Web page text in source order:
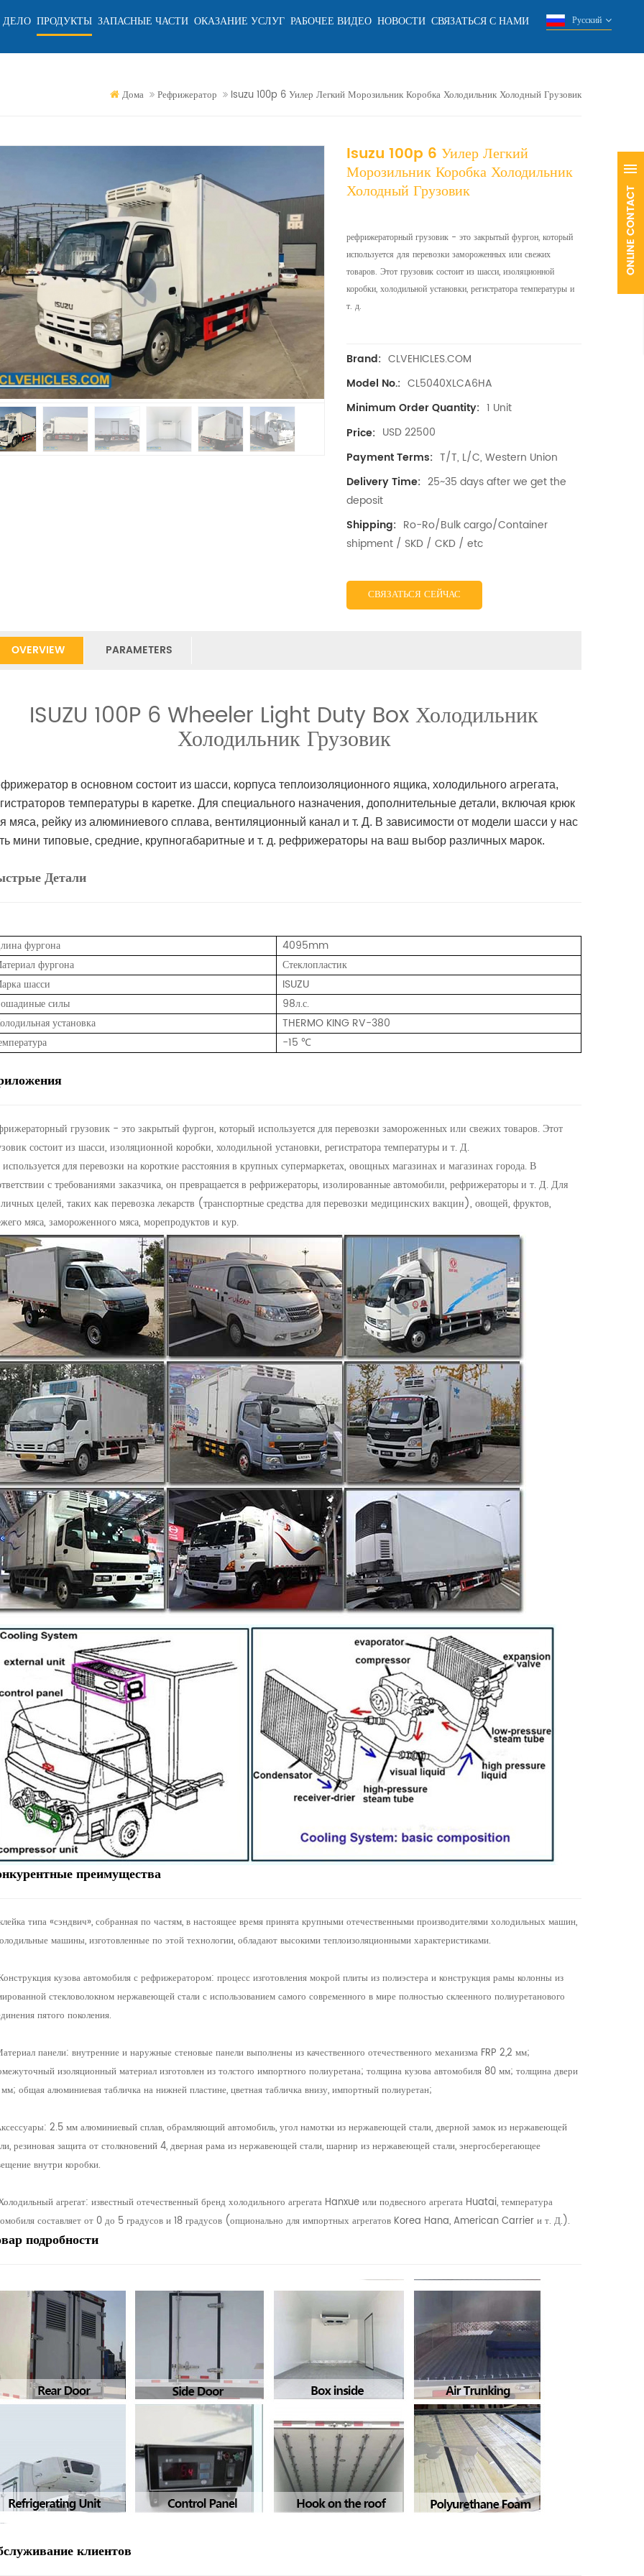
ПРОДУКТЫ ЗАПАСНЫЕ ЧАСТИ ОКАЗАНИЕ УСЛУГ РАБОЧЕЕ ВИДЕО НОВОСТИ СВЯЗАТЬСЯ С НАМИ Русский
Дома Рефрижератор Isuzu 100p 6 Уилер Легкий Морозильник Коробка Холодильник Холодный Грузовик
Isuzu 100p 6 Уилер Легкий
Морозильник Коробка Холодильник
Холодный Грузовик
рефрижераторный грузовик - это закрытый фургон, который
используется для перевозки замороженных или свежих
товаров. Этот грузовик состоит из шасси, изоляционной
коробки, холодильной установки, регистратора температуры и
т. д.
Brand: CLVEHICLES.COM
Model No.: CL5040XLCA6HA
Minimum Order Quantity: 1 Unit
Price: USD 22500
Payment Terms: T/T, L/C, Western Union
Delivery Time: 25~35 days after we get the
deposit
Shipping: Ro-Ro/Bulk cargo/Container
shipment / SKD / CKD / etc
СВЯЗАТЬСЯ СЕЙЧАС
OVERVIEW PARAMETERS
ISUZU 100P 6 Wheeler Light Duty Box Холодильник
Холодильник Грузовик
в основном состоит из шасси, корпуса теплоизоляционного ящика, холодильного агрегата,
температуры в каретке. Для специального назначения, дополнительные детали, включая крюк
мяса, рейку из алюминиевого сплава, вентиляционный канал и т. Д. В зависимости от модели шасси у нас
мини типовые, средние, крупногабаритные и т. д. рефрижераторы на ваш выбор различных марок.
Детали
фургона
4095mm
фургона
Стеклопластик
шасси
ISUZU
силы
98л.с.
установка
THERMO KING RV-380
-15 ℃
грузовик - это закрытый фургон, который используется для перевозки замороженных или свежих товаров. Этот
состоит из шасси, изоляционной коробки, холодильной установки, регистратора температуры и т. Д.
для перевозки на короткие расстояния в крупных супермаркетах, овощных магазинах и магазинах города. В
с требованиями заказчика, он превращается в рефрижераторы, изолированные автомобили, рефрижераторы и т. Д. Для
целей, таких как перевозка лекарств (транспортные средства для перевозки медицинских вакцин), овощей, фруктов,
мяса, замороженного мяса, морепродуктов и кур.
преимущества
типа «сэндвич», собранная по частям, в настоящее время принята крупными отечественными производителями холодильных машин,
машины, изготовленные по этой технологии, обладают высокими теплоизоляционными характеристиками.
кузова автомобиля с рефрижератором: процесс изготовления мокрой плиты из полиэстера и конструкция рамы колонны из
стекловолокном нержавеющей стали с использованием самого современного в мире полностью склеенного полиуретанового
пятого поколения.
панели: внутренние и наружные стеновые панели выполнены из качественного отечественного механизма FRP 2,2 мм;
изоляционный материал изготовлен из толстого импортного полиуретана; толщина кузова автомобиля 80 мм; толщина двери
общая алюминиевая табличка на нижней пластине, цветная табличка внизу, импортный полиуретан;
2.5 мм алюминиевый сплав, обрамляющий автомобиль, угол намотки из нержавеющей стали, дверной замок из нержавеющей
резиновая защита от столкновений 4, дверная рама из нержавеющей стали, шарнир из нержавеющей стали, энергосберегающее
внутри коробки.
агрегат: известный отечественный бренд холодильного агрегата Hanxue или подвесного агрегата Huatai, температура
составляет от 0 до 5 градусов и 18 градусов (опционально для импортных агрегатов Korea Hana, American Carrier и т. Д.).
подробности
клиентов